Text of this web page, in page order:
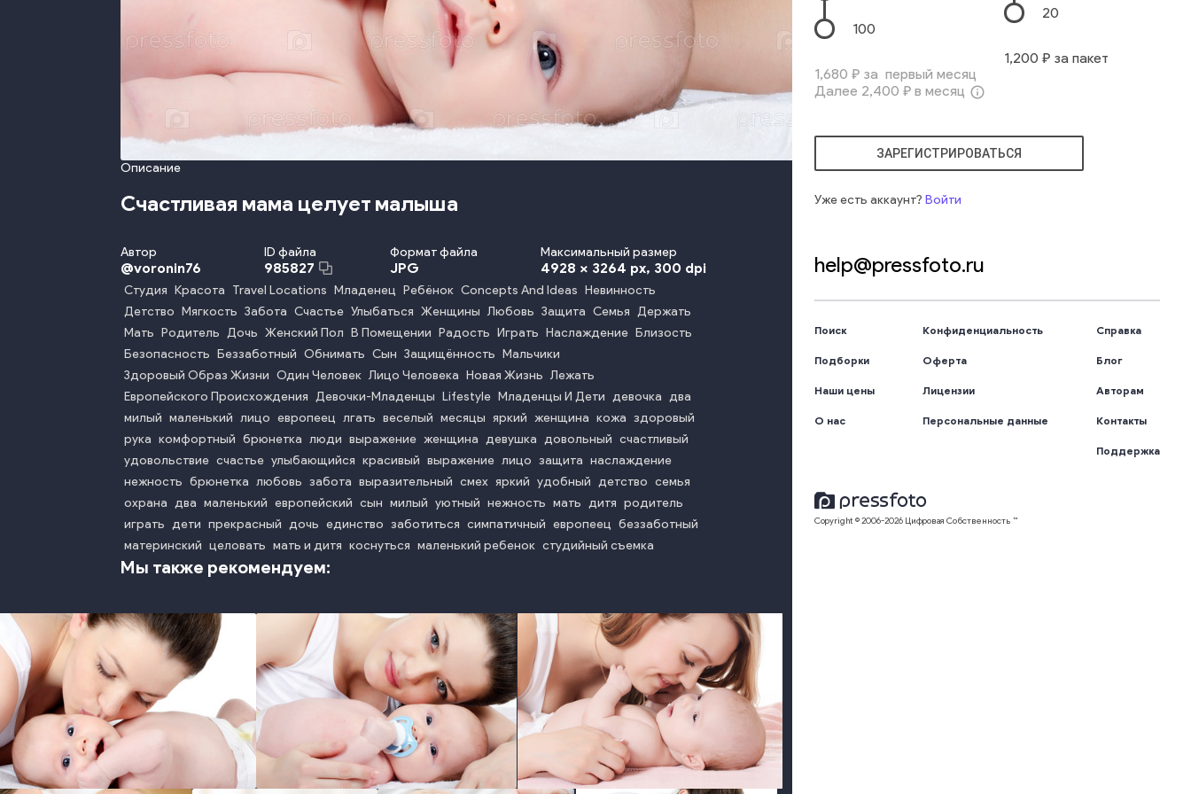
Описание
Счастливая мама целует малыша
Автор
@voronin76
ID файла
985827
Формат файла
JPG
Максимальный размер
4928 x 3264 px, 300 dpi
Студия Красота Travel Locations Младенец Ребёнок Concepts And Ideas Невинность
Детство Мягкость Забота Счастье Улыбаться Женщины Любовь Защита Семья Держать
Мать Родитель Дочь Женский Пол В Помещении Радость Играть Наслаждение Близость
Безопасность Беззаботный Обнимать Сын Защищённость Мальчики
Здоровый Образ Жизни Один Человек Лицо Человека Новая Жизнь Лежать
Европейского Происхождения Девочки-Младенцы Lifestyle Младенцы И Дети девочка два
милый маленький лицо европеец лгать веселый месяцы яркий женщина кожа здоровый
рука комфортный брюнетка люди выражение женщина девушка довольный счастливый
удовольствие счастье улыбающийся красивый выражение лицо защита наслаждение
нежность брюнетка любовь забота выразительный смех яркий удобный детство семья
охрана два маленький европейский сын милый уютный нежность мать дитя родитель
играть дети прекрасный дочь единство заботиться симпатичный европеец беззаботный
материнский целовать мать и дитя коснуться маленький ребенок студийный съемка
Мы также рекомендуем:
photo photo photo
100
1,680 ₽ за первый месяц
Далее 2,400 ₽ в месяц info_outline
20
1,200 ₽ за пакет
ЗАРЕГИСТРИРОВАТЬСЯ
Уже есть аккаунт? Войти
help@pressfoto.ru
Поиск
Подборки
Наши цены
О нас
Конфиденциальность
Оферта
Лицензии
Персональные данные
Справка
Блог
Авторам
Контакты
Поддержка
Copyright © 2006-2026 Цифровая Собственность ™